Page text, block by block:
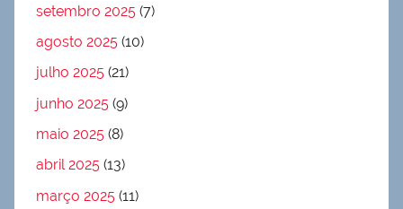
setembro 2025 (7)
agosto 2025 (10)
julho 2025 (21)
junho 2025 (9)
maio 2025 (8)
abril 2025 (13)
março 2025 (11)